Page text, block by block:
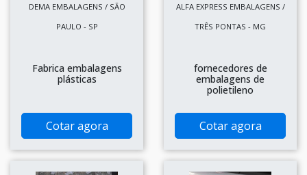
DEMA EMBALAGENS / SÃO
PAULO - SP
Fabrica embalagens
plásticas
Cotar agora
ALFA EXPRESS EMBALAGENS /
TRÊS PONTAS - MG
fornecedores de
embalagens de
polietileno
Cotar agora